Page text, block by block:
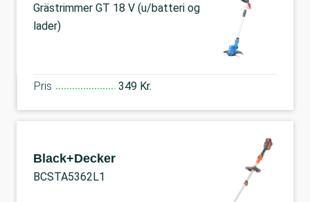
Grästrimmer GT 18 V (u/batteri og
lader)
Pris 349 Kr.
Black+Decker
BCSTA5362L1